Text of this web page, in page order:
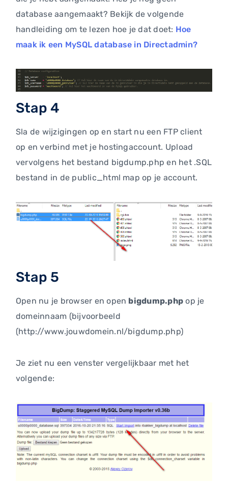
database aangemaakt? Bekijk de volgende
handleiding om te lezen hoe je dat doet: Hoe
maak ik een MySQL database in Directadmin?
Stap 4
Sla de wijzigingen op en start nu een FTP client
op en verbind met je hostingaccount. Upload
vervolgens het bestand bigdump.php en het .SQL
bestand in de public_html map op je account.
Stap 5
Open nu je browser en open bigdump.php op je
domeinnaam (bijvoorbeeld
(http://www.jouwdomein.nl/bigdump.php)
Je ziet nu een venster vergelijkbaar met het
volgende: